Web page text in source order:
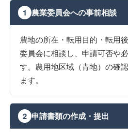
1 農業委員会への事前相談
農地の所在・転用目的・転用
委員会に相談し、申請可否や
す。農用地区域（青地）の確
ます。
2 申請書類の作成・提出